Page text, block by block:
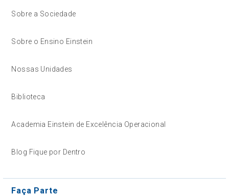
Sobre a Sociedade
Sobre o Ensino Einstein
Nossas Unidades
Biblioteca
Academia Einstein de Excelência Operacional
Blog Fique por Dentro
Faça Parte